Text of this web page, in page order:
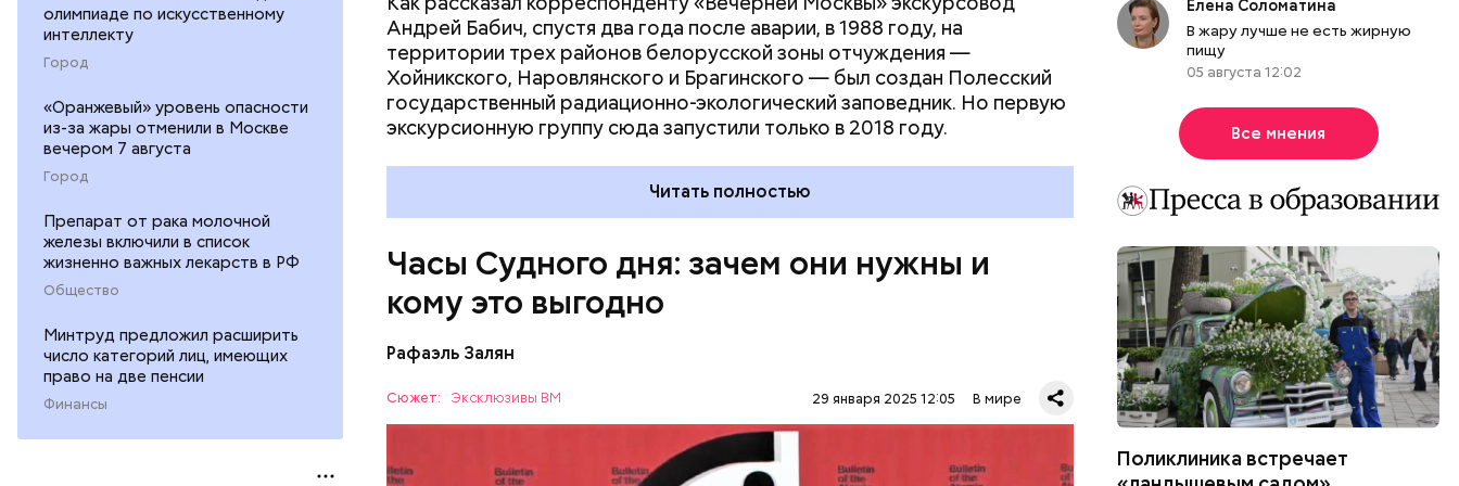
олимпиаде по искусственному
интеллекту
Город
«Оранжевый» уровень опасности
из-за жары отменили в Москве
вечером 7 августа
Город
Препарат от рака молочной
железы включили в список
жизненно важных лекарств в РФ
Общество
Минтруд предложил расширить
число категорий лиц, имеющих
право на две пенсии
Финансы
Андрей Бабич, спустя два года после аварии, в 1988 году, на
территории трех районов белорусской зоны отчуждения —
Хойникского, Наровлянского и Брагинского — был создан Полесский
государственный радиационно-экологический заповедник. Но первую
экскурсионную группу сюда запустили только в 2018 году.
Читать полностью
Часы Судного дня: зачем они нужны и
кому это выгодно
Рафаэль Залян
Сюжет: Эксклюзивы ВМ 29 января 2025 12:05 В мире
Их последствия не столь разрушительны, как ядерные взрывы, но лишь
в краткосрочной перспективе. Десятилетия антропогенных
преобразований атмосферы могут быть не менее катастрофичны, чем
ядерные удары. Тогда, в 2007 году, один из спонсоров «Бюллетеня
ученых-атомщиков» Стивен Хокинг призвал общественность не сидеть
на этой пороховой бочке сложа руки:
Елена Соломатина
В жару лучше не есть жирную
пищу
05 августа 12:02
Все мнения
Поликлиника встречает